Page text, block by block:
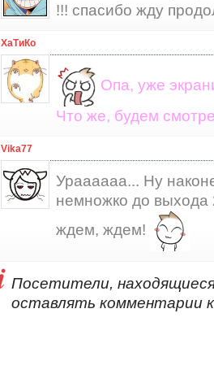
!!! спасибо жду
ХаТиКо
Опа, уже
Что же, будем
Vika77
Ураааааа... Ну
немножко до
ждем, ждем!
Посетители,
оставлять комментарии